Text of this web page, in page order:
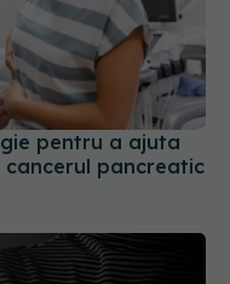
pentru a ajuta
cancerul pancreatic